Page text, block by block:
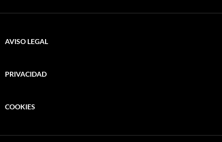
AVISO LEGAL
PRIVACIDAD
COOKIES